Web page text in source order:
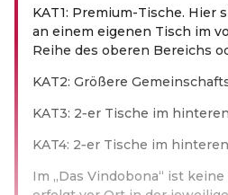
KAT1: Premium-Tische. Hier
an einem eigenen Tisch im
Reihe des oberen Bereichs
KAT2: Größere
KAT3: 2‑er Tische im
KAT4: 2‑er Tische im
Im „Das Vindobona“ ist